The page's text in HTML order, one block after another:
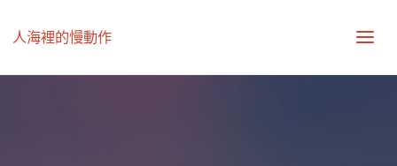
人海裡的慢動作